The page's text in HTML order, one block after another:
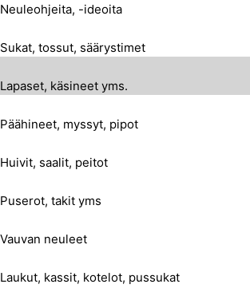
Neuleohjeita, -ideoita
Sukat, tossut, säärystimet
Lapaset, käsineet yms.
Päähineet, myssyt, pipot
Huivit, saalit, peitot
Puserot, takit yms
Vauvan neuleet
Laukut, kassit, kotelot, pussukat